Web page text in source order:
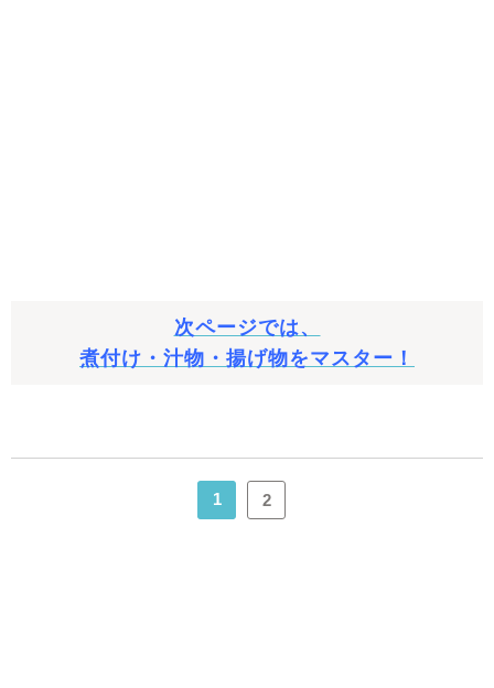
次ページでは、
煮付け・汁物・揚げ物をマスター！
1 2